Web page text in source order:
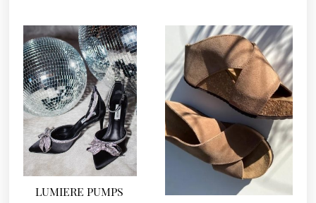
LUMIERE PUMPS